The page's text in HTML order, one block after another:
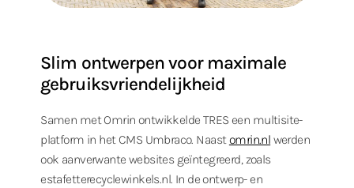
Slim ontwerpen voor maximale
gebruiksvriendelijkheid
Samen met Omrin ontwikkelde TRES een multisite-
platform in het CMS Umbraco. Naastomrin.nl werden
ook aanverwante websites geïntegreerd, zoals
estafetterecyclewinkels.nl. In de ontwerp- en